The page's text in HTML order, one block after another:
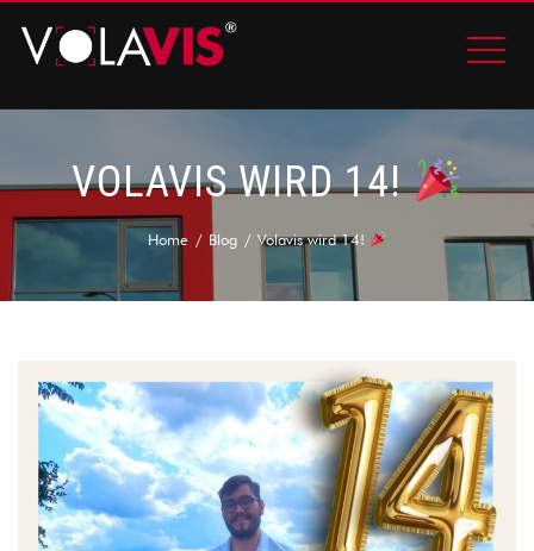
VOLAVIS WIRD 14!
Home Blog Volavis wird 14!